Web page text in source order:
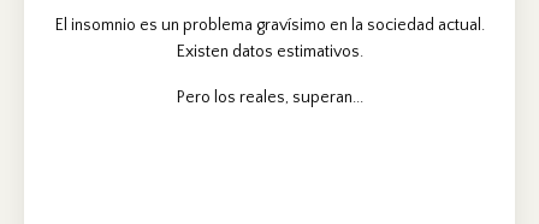
El insomnio es un problema gravísimo en la sociedad actual.
Existen datos estimativos.
Pero los reales, superan...